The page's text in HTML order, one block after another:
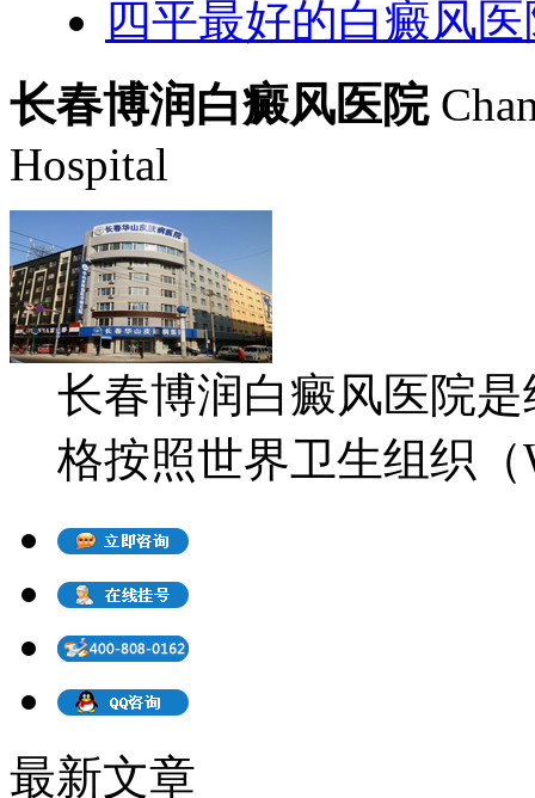
四平最好的白癜风
长春博润白癜风医院
Hospital
长春博润白癜风医院
格按照世界卫生组织（
最新文章